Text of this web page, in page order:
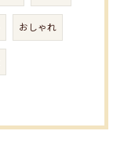
おしゃれ